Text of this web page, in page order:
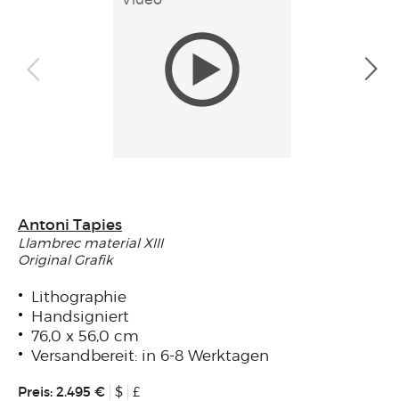
Antoni Tapies
Llambrec material XIII
Original Grafik
Lithographie
Handsigniert
76,0 x 56,0 cm
Versandbereit: in 6-8 Werktagen
Preis: 2.495 € $ £